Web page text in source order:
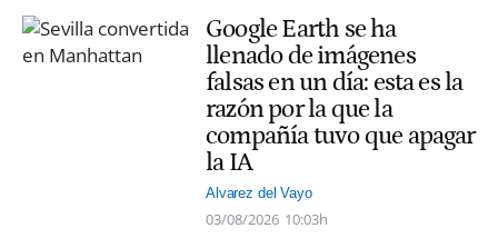
Google Earth se ha
llenado de imágenes
falsas en un día: esta es la
razón por la que la
compañía tuvo que apagar
la IA
Alvarez del Vayo
03/08/2026 10:03h